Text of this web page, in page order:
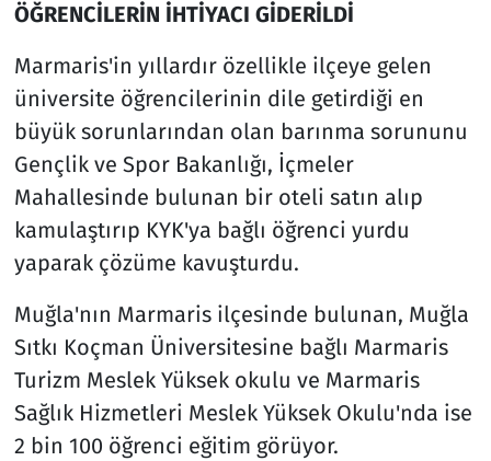
ÖĞRENCİLERİN İHTİYACI GİDERİLDİ
Marmaris'in yıllardır özellikle ilçeye gelen
üniversite öğrencilerinin dile getirdiği en
büyük sorunlarından olan barınma sorununu
Gençlik ve Spor Bakanlığı, İçmeler
Mahallesinde bulunan bir oteli satın alıp
kamulaştırıp KYK'ya bağlı öğrenci yurdu
yaparak çözüme kavuşturdu.
Muğla'nın Marmaris ilçesinde bulunan, Muğla
Sıtkı Koçman Üniversitesine bağlı Marmaris
Turizm Meslek Yüksek okulu ve Marmaris
Sağlık Hizmetleri Meslek Yüksek Okulu'nda ise
2 bin 100 öğrenci eğitim görüyor.